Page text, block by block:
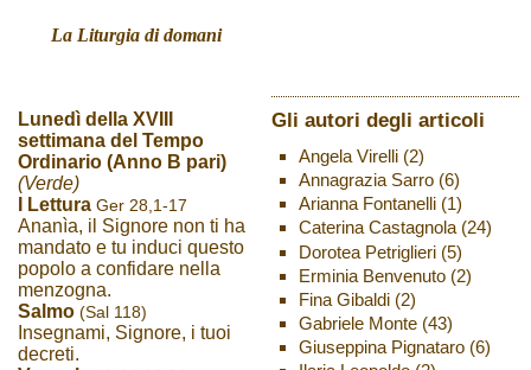
La Liturgia di domani
Lunedì della XVIII
settimana del Tempo
Ordinario (Anno B pari)
(Verde)
I Lettura Ger 28,1-17
Ananìa, il Signore non ti ha
mandato e tu induci questo
popolo a confidare nella
menzogna.
Salmo (Sal 118)
Insegnami, Signore, i tuoi
decreti.
Gli autori degli articoli
Angela Virelli(2)
Annagrazia Sarro(6)
Arianna Fontanelli(1)
Caterina Castagnola(24)
Dorotea Petriglieri(5)
Erminia Benvenuto(2)
Fina Gibaldi(2)
Gabriele Monte(43)
Giuseppina Pignataro(6)